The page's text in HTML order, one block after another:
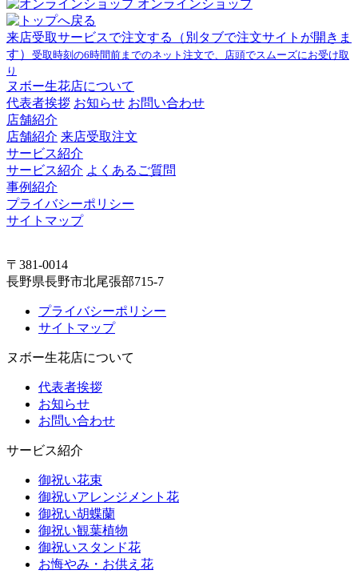
オンラインショップ
来店受取サービスで注文する
（別タブで注文サイトが開きま
す） 受取時刻の6時間前までのネット注文で、店頭でスムーズにお受け取
り
ヌボー生花店について
代表者挨拶 お知らせ お問い合わせ
店舗紹介
店舗紹介 来店受取注文
サービス紹介
サービス紹介 よくあるご質問
事例紹介
プライバシーポリシー
サイトマップ
〒381-0014
長野県長野市北尾張部715-7
プライバシーポリシー
サイトマップ
ヌボー生花店について
代表者挨拶
お知らせ
お問い合わせ
サービス紹介
御祝い花束
御祝いアレンジメント花
御祝い胡蝶蘭
御祝い観葉植物
御祝いスタンド花
お悔やみ・お供え花